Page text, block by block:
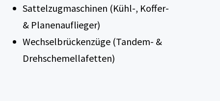
Sattelzugmaschinen (Kühl-, Koffer-
& Planenauflieger)
Wechselbrückenzüge (Tandem- &
Drehschemellafetten)